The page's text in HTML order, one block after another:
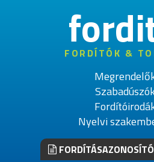
FORDÍTÓK &
Nyelvi
FORDÍTÁSAZONOSÍTÓ